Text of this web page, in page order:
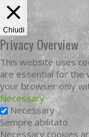
Chiudi
Privacy Overview
This website uses
are essential for the
your browser only
Necessary
Necessary
Sempre abilitato
Necessary cookies